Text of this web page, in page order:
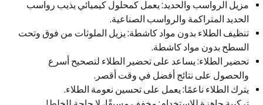
مزيل الرواسب والحديد: يعمل كمحلول كيميائي يذيب رواسب
الحديد المتراكمة والرواسب الصناعية.
تنظيف الطلاء بدون مواد كاشطة: يزيل الملوثات من فوق وتحت
السطح بدون مواد كاشطة.
تحضير الطلاء: يساعد على تحضير الطلاء لتصحيح أسرع
والحصول على نتائج أفضل في وقت أقصر.
يترك الطلاء ناعمًا: يعمل على تحسين نعومة الطلاء.